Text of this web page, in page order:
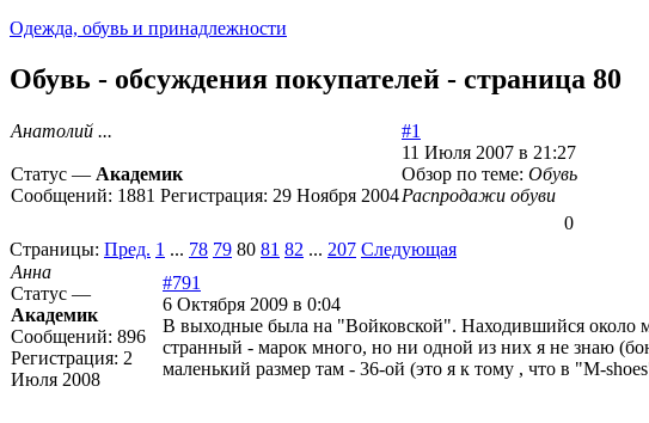
Одежда, обувь и принадлежности
Обувь - обсуждения покупателей - страница 80
Анатолий ...
Статус — Академик
Сообщений: 1881 Регистрация: 29 Ноября 2004
#1
11 Июля 2007 в 21:27
Обзор по теме: Обувь
Распродажи обуви
0
Страницы: Пред. 1 ... 78 79 80 81 82 ... 207 Следующая
Анна
Статус —
Академик
Сообщений: 896
Регистрация: 2
Июля 2008
#791
6 Октября 2009 в 0:04
В выходные была на "Войковской". Находившийся около
странный - марок много, но ни одной из них я не знаю
маленький размер там - 36-ой (это я к тому , что в "М-